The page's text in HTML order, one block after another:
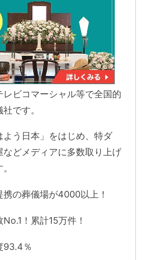
レビコマーシャル等で全国的
です。
よう日本」をはじめ、特ダ
などメディアに多数取り上げ
携の葬儀場が4000以上！
！累計15万件！
93.4％